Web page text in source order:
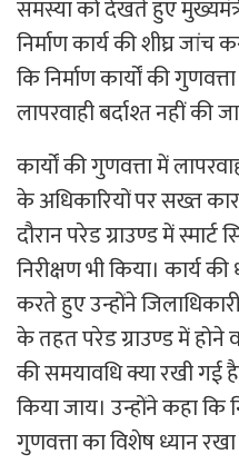
समस्या को देखते हुए
निर्माण कार्य की शीघ्र जांच
कि निर्माण कार्यों की
लापरवाही बर्दाश्त नहीं की
कार्यों की गुणवत्ता में
के अधिकारियों पर सख्त
दौरान परेड ग्राउण्ड में
निरीक्षण भी किया। कार्य
करते हुए उन्होंने
के तहत परेड ग्राउण्ड में होने
की समयावधि क्या रखी गई
किया जाय। उन्होंने कहा कि
गुणवत्ता का विशेष ध्यान